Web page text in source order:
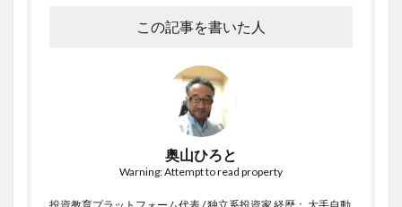
この記事を書いた人
奥山ひろと
Warning: Attempt to read property
投資教育プラットフォーム代表 / 独立系投資家 経歴： 大手自動